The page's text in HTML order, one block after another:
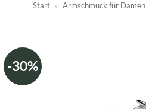
Start » Armschmuck für Damen
-30%